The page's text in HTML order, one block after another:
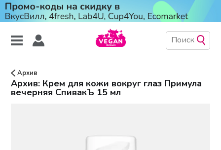
Архив
Архив: Крем для кожи вокруг глаз Примула
вечерняя СпивакЪ 15 мл